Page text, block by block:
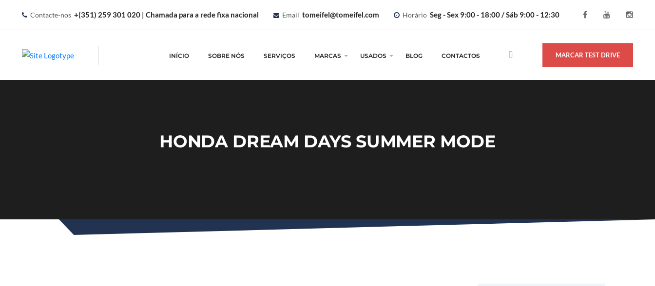
Contacte-nos +(351) 259 301 020 | Chamada para a rede fixa nacional Email tomeifel@tomeifel.com Horário Seg - Sex 9:00 - 18:00 / Sáb 9:00 - 12:30
INÍCIO SOBRE NÓS SERVIÇOS MARCAS USADOS BLOG CONTACTOS MARCAR TEST DRIVE
HONDA DREAM DAYS SUMMER MODE